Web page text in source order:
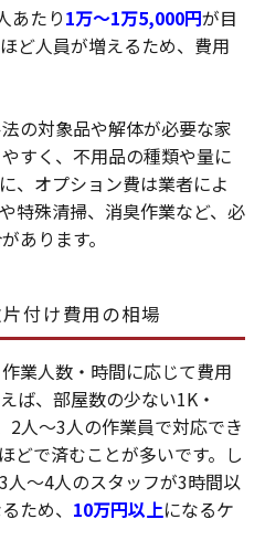
あたり1万～1万5,000円が目
ど人員が増えるため、費用
の対象品や解体が必要な家
すく、不用品の種類や量に
、オプション費は業者によ
特殊清掃、消臭作業など、必
あります。
付け費用の相場
業人数・時間に応じて費用
ば、部屋数の少ない1K・
2人～3人の作業員で対応でき
ほどで済むことが多いです。し
人～4人のスタッフが3時間以
ため、 10万円以上になるケ